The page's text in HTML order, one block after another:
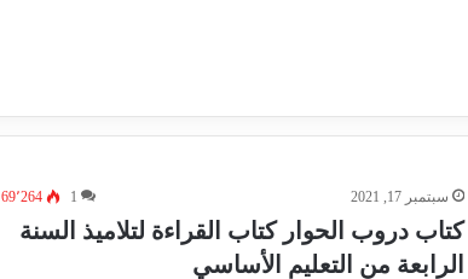
سبتمبر 17, 2021 1 69٬264
كتاب دروب الحوار كتاب القراءة لتلاميذ السنة
الرابعة من التعليم الأساسي